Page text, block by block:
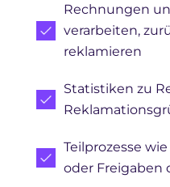
Rechnungen
verarbeiten,
reklamieren
Statistiken zu
Teilprozesse
oder Freigaben